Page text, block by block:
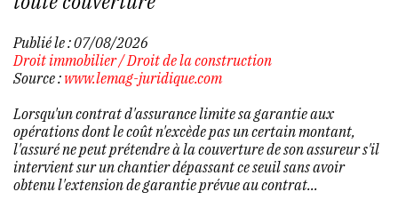
Publié le :07/08/2026
Droit immobilier/Droit de la construction
Source : www.lemag-juridique.com
Lorsqu'un contrat d'assurance limite sa garantie aux
opérations dont le coût n'excède pas un certain montant,
l'assuré ne peut prétendre à la couverture de son assureur s'il
intervient sur un chantier dépassant ce seuil sans avoir
obtenu l'extension de garantie prévue au contrat...